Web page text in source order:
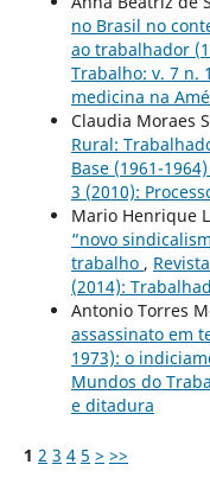
no Brasil no
ao trabalhador
Trabalho: v. 7 n.
medicina na
Claudia Moraes
Rural:
Base (1961-1964)
3 (2010):
Mario Henrique
“novo
trabalho ,
(2014):
Antonio Torres
assassinato em
1973): o
Mundos do
e ditadura
1 2 3 4 5 > >>